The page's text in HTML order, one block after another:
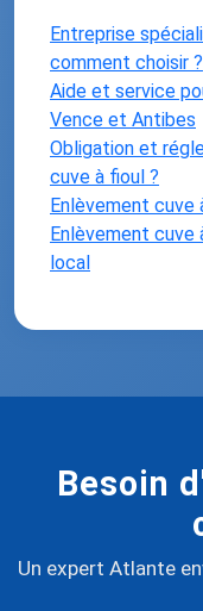
Entreprise
comment choisir ?
Aide et service
Vence et Antibes
Obligation et
cuve à fioul ?
Enlèvement cuve
Enlèvement cuve
local
Besoin
Un expert Atlante